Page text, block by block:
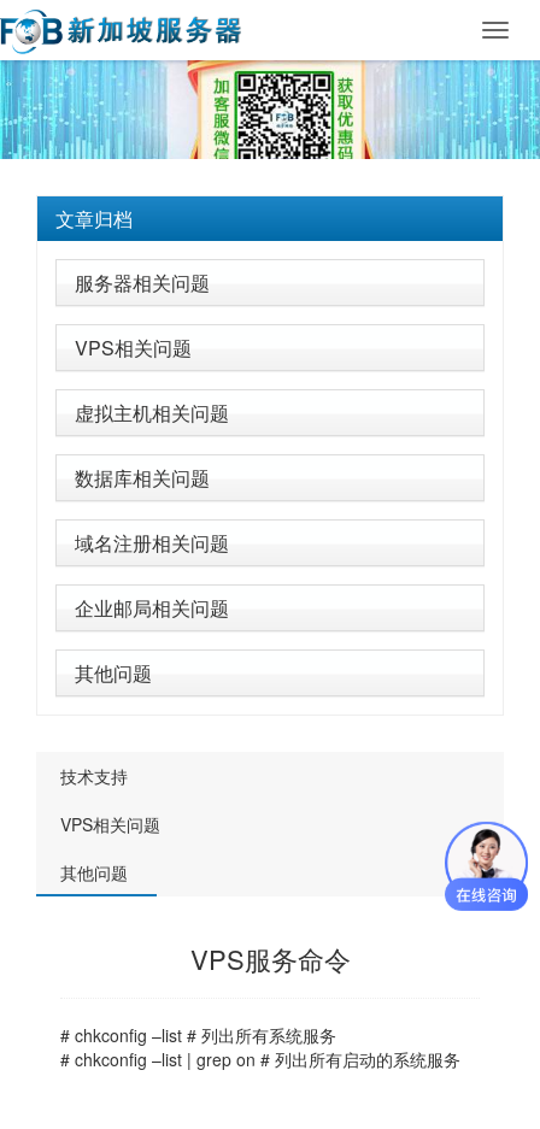
文章归档
服务器相关问题
VPS相关问题
虚拟主机相关问题
数据库相关问题
域名注册相关问题
企业邮局相关问题
其他问题
技术支持
VPS相关问题
其他问题
VPS服务命令
# chkconfig –list # 列出所有系统服务
# chkconfig –list | grep on # 列出所有启动的系统服务